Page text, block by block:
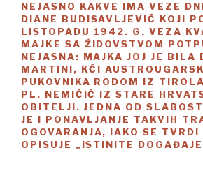
NEJASNO KAKVE IMA VEZE
DIANE BUDISAVLJEVIĆ KOJI
LISTOPADU 1942. G. VEZA
MAJKE SA ŽIDOVSTVOM
NEJASNA: MAJKA JOJ JE BILA
MARTINI, KĆI
PUKOVNIKA RODOM IZ
PL. NEMIČIĆ IZ STARE
OBITELJI. JEDNA OD
JE I PONAVLJANJE TAKVIH
OGOVARANJA, IAKO SE
OPISUJE „ISTINITE